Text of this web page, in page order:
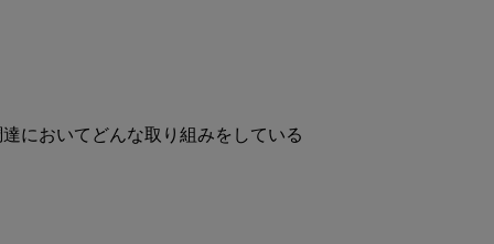
においてどんな取り組みをしている